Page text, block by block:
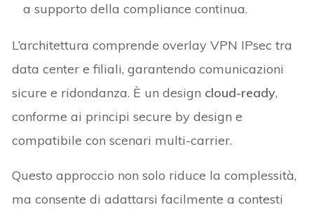
a supporto della compliance continua.
L’architettura comprende overlay VPN IPsec tra
data center e filiali, garantendo comunicazioni
sicure e ridondanza. È un design cloud-ready,
conforme ai principi secure by design e
compatibile con scenari multi-carrier.
Questo approccio non solo riduce la complessità,
ma consente di adattarsi facilmente a contesti